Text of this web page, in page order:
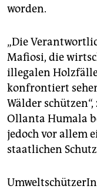
worden.
„Die
Mafiosi, die
illegalen
konfrontiert
Wälder
Ollanta Humala
jedoch vor allem
staatlichen